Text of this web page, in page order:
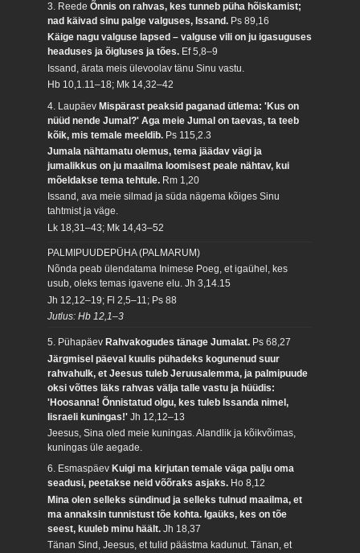
3. ReedeÕnnis on rahvas, kes tunneb püha hõiskamist;
nad käivad sinu palge valguses, Issand. Ps 89,16
Käige nagu valguse lapsed – valguse vili on ju igasuguses
headuses ja õigluses ja tões. Ef 5,8–9
Issand, ärata meis ülevoolav tänu Sinu vastu.
Hb 10,1.11–18; Mk 14,32–42
4. LaupäevMispärast peaksid paganad ütlema: 'Kus on
nüüd nende Jumal?' Aga meie Jumal on taevas, ta teeb
kõik, mis temale meeldib. Ps 115,2.3
Jumala nähtamatu olemus, tema jäädav vägi ja
jumalikkus on ju maailma loomisest peale nähtav, kui
mõeldakse tema tehtule. Rm 1,20
Issand, ava meie silmad ja süda nägema kõiges Sinu
tahtmist ja väge.
Lk 18,31–43; Mk 14,43–52
PALMIPUUDEPÜHA (PALMARUM)
Nõnda peab ülendatama Inimese Poeg, et igaühel, kes
usub, oleks temas igavene elu.Jh 3,14.15
Jh 12,12–19; Fl 2,5–11; Ps 88
Jutlus: Hb 12,1–3
5. Pühapäev Rahvakogudes tänage Jumalat. Ps 68,27
Järgmisel päeval kuulis pühadeks kogunenud suur
rahvahulk, et Jeesus tuleb Jeruusalemma, ja palmipuude
oksi võttes läks rahvas välja talle vastu ja hüüdis:
'Hoosanna! Õnnistatud olgu, kes tuleb Issanda nimel,
Iisraeli kuningas!'Jh 12,12–13
Jeesus, Sina oled meie kuningas. Alandlik ja kõikvõimas,
kuningas üle aegade.
6. Esmaspäev Kuigi ma kirjutan temale väga palju oma
seadusi, peetakse neid võõraks asjaks. Ho 8,12
Mina olen selleks sündinud ja selleks tulnud maailma, et
ma annaksin tunnistust tõe kohta. Igaüks, kes on tõe
seest, kuuleb minu häält.Jh 18,37
Tänan Sind, Jeesus, et tulid päästma kadunut. Tänan, et